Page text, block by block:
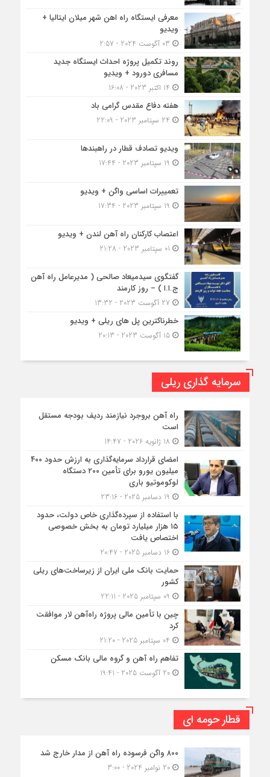
معرفی ایستگاه راه اهن شهر میلان ایتالیا +
ویدیو
روند تکمیل پروژه احداث ایستگاه جدید
مسافری دورود + ویدیو
هفته دفاع مقدس گرامی باد
ویدیو تصادف قطار در راهبندها
تعمییرات اساسی واگن + ویدیو
اعتصاب کارکنان راه آهن لندن + ویدیو
گفتگوی سیدمیعاد صالحی ( مدیرعامل راه آهن
ج.ا.ا ) – روز کارمند
خطرناکترین پل های ریلی + ویدیو
15 آگوست 2023 - 20:13
سرمایه گذاری ریلی
راه آهن بروجرد نیازمند ردیف بودجه مستقل
است
امضای قرارداد سرمایه‌گذاری به ارزش حدود ۴۰۰
میلیون یورو برای تأمین ۲۰۰ دستگاه
لوکوموتیو باری
با استفاده از سپرده‌گذاری خاص دولت، حدود
۱۵ هزار میلیارد تومان به بخش خصوصی
اختصاص یافت
16 دسامبر 2025 - 20:47
حمایت بانک ملی ایران از زیرساخت‌های ریلی
کشور
چین با تأمین مالی پروژه راه‌آهن لار موافقت
کرد
تفاهم راه آهن و گروه مالی بانک مسکن
20 آگوست 2025 - 19:41
قطار حومه ای
۸۰۰ واگن فرسوده راه آهن از مدار خارج شد
20 نوامبر 2024 - 3:00